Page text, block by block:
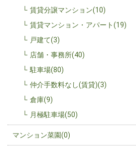
賃貸分譲マンション(10)
賃貸マンション・アパート(19)
戸建て(3)
店舗・事務所(40)
駐車場(80)
仲介手数料なし(賃貸)(3)
倉庫(9)
月極駐車場(50)
マンション菜園(0)